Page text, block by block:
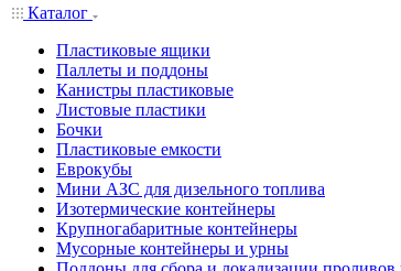
Каталог
Пластиковые ящики
Паллеты и поддоны
Канистры пластиковые
Листовые пластики
Бочки
Пластиковые емкости
Еврокубы
Мини АЗС для дизельного топлива
Изотермические контейнеры
Крупногабаритные контейнеры
Мусорные контейнеры и урны